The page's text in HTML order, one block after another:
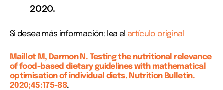
2020.
Si desea más información: lea el artículo original
Maillot M, Darmon N. Testing the nutritional relevance
of food-based dietary guidelines with mathematical
optimisation of individual diets. Nutrition Bulletin.
2020;45:175-88.